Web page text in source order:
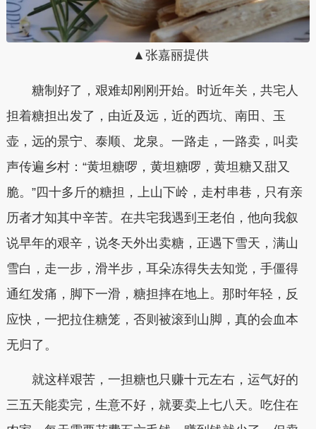
▲张嘉丽提供
糖制好了，艰难却刚刚开始。时近年关，共宅人
担着糖担出发了，由近及远，近的西坑、南田、玉
壶，远的景宁、泰顺、龙泉。一路走，一路卖，叫卖
声传遍乡村：“黄坦糖啰，黄坦糖啰，黄坦糖又甜又
脆。”四十多斤的糖担，上山下岭，走村串巷，只有亲
历者才知其中辛苦。在共宅我遇到王老伯，他向我叙
说早年的艰辛，说冬天外出卖糖，正遇下雪天，满山
雪白，走一步，滑半步，耳朵冻得失去知觉，手僵得
通红发痛，脚下一滑，糖担摔在地上。那时年轻，反
应快，一把拉住糖笼，否则被滚到山脚，真的会血本
无归了。
就这样艰苦，一担糖也只赚十元左右，运气好的
三五天能卖完，生意不好，就要卖上七八天。吃住在